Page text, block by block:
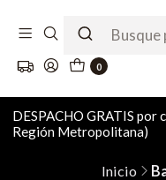
0
DESPACHO GRATIS por
Región Metropolitana)
Inicio